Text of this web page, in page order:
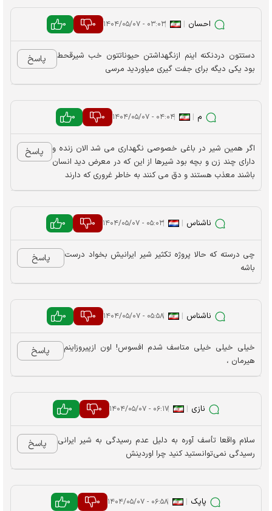
احسان |
|۰۳:۰۳ - ۱۴۰۴/۰۵/۰۷ 0
0
دستتون دردنکنه اینم ازنگهداشتن حیوناتتون خب شیرقحط
بود یکی دیگه برای جفت گیری میاوردید مرسی
پاسخ
م |
|۰۴:۰۴ - ۱۴۰۴/۰۵/۰۷ 0
0
اگر همین شیر در باغی خصوصی نگهداری می شد الان زنده و
دارای چند زن و بچه بود شیرها از این که در معرض دید انسان
باشند معذب هستند و دق می کنند به خاطر غروری که دارند
پاسخ
ناشناس |
|۰۵:۰۳ - ۱۴۰۴/۰۵/۰۷ 0
0
چی درسته که حالا پروژه تکثیر شیر ایرانیش بخواد درست
باشه
پاسخ
ناشناس |
|۰۵:۵۸ - ۱۴۰۴/۰۵/۰۷ 0
0
خیلی خیلی خیلی متاسف شدم افسوس! اون ازپیروزاینم
هیرمان ،
پاسخ
نازی |
|۰۶:۱۷ - ۱۴۰۴/۰۵/۰۷ 0
0
سلام واقعا تأسف آوره به دلیل عدم رسیدگی به شیر ایرانی
رسیدگی نمی‌توانستید کنید چرا اوردینش
پاسخ
پاپک |
|۰۶:۵۸ - ۱۴۰۴/۰۵/۰۷ 0
0